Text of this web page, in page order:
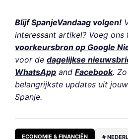
Blijf SpanjeVandaag volgen!
interessant artikel? Voeg ons
voorkeursbron op Google
voor de dagelijkse
WhatsApp and Facebook.
belangrijkste updates uit
Spanje.
ECONOMIE & FINANCIËN #